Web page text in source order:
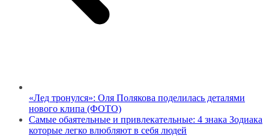
«Лед тронулся»: Оля Полякова поделилась деталями
нового клипа (ФОТО)
Самые обаятельные и привлекательные: 4 знака Зодиака
которые легко влюбляют в себя людей